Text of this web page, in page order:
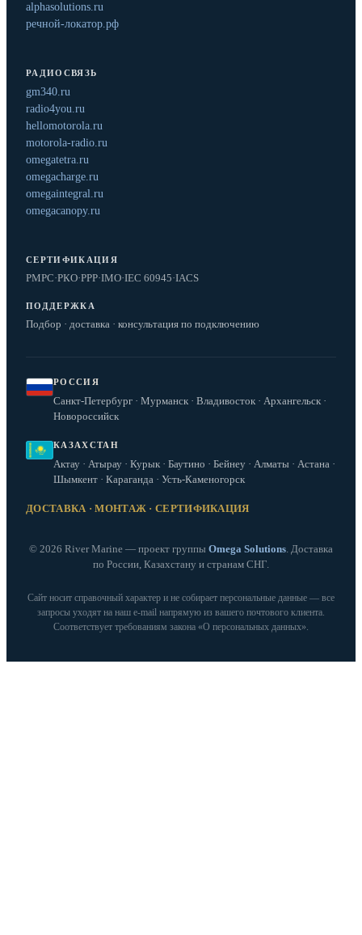
alphasolutions.ru
речной-локатор.рф
РАДИОСВЯЗЬ
gm340.ru
radio4you.ru
hellomotorola.ru
motorola-radio.ru
omegatetra.ru
omegacharge.ru
omegaintegral.ru
omegacanopy.ru
СЕРТИФИКАЦИЯ
РМРС·РКО·РРР·IMO·IEC 60945·IACS
ПОДДЕРЖКА
Подбор · доставка · консультация по подключению
РОССИЯ
Санкт-Петербург · Мурманск · Владивосток · Архангельск ·
Новороссийск
КАЗАХСТАН
Актау · Атырау · Курык · Баутино · Бейнеу · Алматы · Астана ·
Шымкент · Караганда · Усть-Каменогорск
ДОСТАВКА · МОНТАЖ · СЕРТИФИКАЦИЯ
© 2026 River Marine — проект группы Omega Solutions. Доставка
по России, Казахстану и странам СНГ.
Сайт носит справочный характер и не собирает персональные данные — все
запросы уходят на наш e‑mail напрямую из вашего почтового клиента.
Соответствует требованиям закона «О персональных данных».